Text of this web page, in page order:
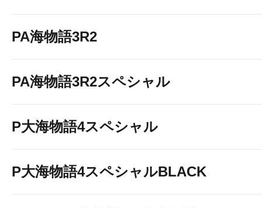
PA海物語3R2
PA海物語3R2スペシャル
P大海物語4スペシャル
P大海物語4スペシャルBLACK